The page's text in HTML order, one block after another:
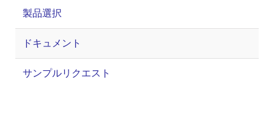
製品選択
ドキュメント
サンプルリクエスト